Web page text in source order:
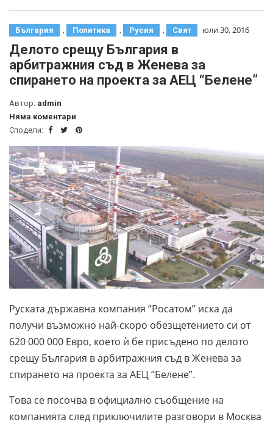
България , Политика , Русия , Свят юли 30, 2016
Делото срещу България в
арбитражния съд в Женева за
спирането на проекта за АЕЦ “Белене”
Автор: admin
Няма коментари
Сподели:
Руската държавна компания “Росатом” иска да
получи възможно най-скоро обезщетението си от
620 000 000 Евро, което ѝ бе присъдено по делото
срещу България в арбитражния съд в Женева за
спирането на проекта за АЕЦ “Белене”.
Това се посочва в официално съобщение на
компанията след приключилите разговори в Москва